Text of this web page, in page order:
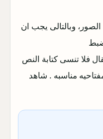
وبالتالى يجب ان
فلا تنسى كتابة النص
مناسبه . شاهد